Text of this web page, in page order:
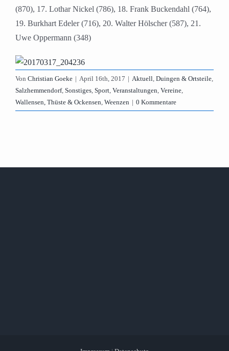
(870), 17. Lothar Nickel (786), 18. Frank Buckendahl (764),
19. Burkhart Edeler (716), 20. Walter Hölscher (587), 21.
Uwe Oppermann (348)
Von Christian Goeke | April 16th, 2017 | Aktuell, Duingen & Ortsteile,
Salzhemmendorf, Sonstiges, Sport, Veranstaltungen, Vereine,
Wallensen, Thüste & Ockensen, Weenzen | 0 Kommentare